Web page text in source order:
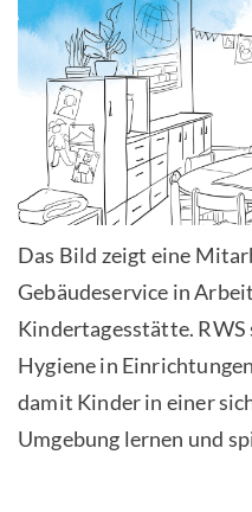
Das Bild zeigt eine
Gebäudeservice in
Kindertagesstätte.
Hygiene in
damit Kinder in einer
Umgebung lernen und